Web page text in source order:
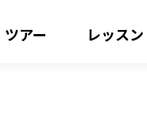
ツアー レッスン